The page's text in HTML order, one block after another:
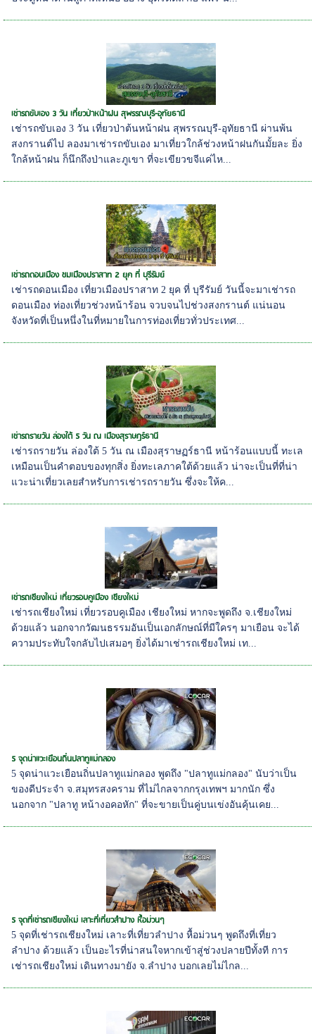
เช่ารถขับเอง 3 วัน เที่ยวป่าหน้าฝน สุพรรณบุรี-อุทัยธานี
เช่ารถขับเอง 3 วัน เที่ยวป่าต้นหน้าฝน สุพรรณบุรี-อุทัยธานี ผ่านพ้น
สงกรานต์ไป ลองมาเช่ารถขับเอง มาเที่ยวใกล้ช่วงหน้าฝนกันมั้ยละ ยิ่ง
ใกล้หน้าฝน ก็นึกถึงป่าและภูเขา ที่จะเขียวขจีแค่ไห...
เช่ารถดอนเมือง ชมเมืองปราสาท 2 ยุค ที่ บุรีรัมย์
เช่ารถดอนเมือง เที่ยวเมืองปราสาท 2 ยุค ที่ บุรีรัมย์ วันนี้จะมาเช่ารถ
ดอนเมือง ท่องเที่ยวช่วงหน้าร้อน จวบจนไปช่วงสงกรานต์ แน่นอน
จังหวัดที่เป็นหนึ่งในที่หมายในการท่องเที่ยวทั่วประเทศ...
เช่ารถรายวัน ล่องใต้ 5 วัน ณ เมืองสุราษฏร์ธานี
เช่ารถรายวัน ล่องใต้ 5 วัน ณ เมืองสุราษฏร์ธานี หน้าร้อนแบบนี้ ทะเล
เหมือนเป็นคำตอบของทุกสิ่ง ยิ่งทะเลภาคใต้ด้วยแล้ว น่าจะเป็นที่ที่น่า
แวะน่าเที่ยวเลยสำหรับการเช่ารถรายวัน ซึ่งจะให้ค...
เช่ารถเชียงใหม่ เที่ยวรอบคูเมือง เชียงใหม่
เช่ารถเชียงใหม่ เที่ยวรอบคูเมือง เชียงใหม่ หากจะพูดถึง จ.เชียงใหม่
ด้วยแล้ว นอกจากวัฒนธรรมอันเป็นเอกลักษณ์ที่มีใครๆ มาเยือน จะได้
ความประทับใจกลับไปเสมอๆ ยิ่งได้มาเช่ารถเชียงใหม่ เท...
5 จุดน่าแวะเยือนถิ่นปลาทูแม่กลอง
5 จุดน่าแวะเยือนถิ่นปลาทูแม่กลอง พูดถึง "ปลาทูแม่กลอง" นับว่าเป็น
ของดีประจำ จ.สมุทรสงคราม ที่ไม่ไกลจากกรุงเทพฯ มากนัก ซึ่ง
นอกจาก "ปลาทู หน้างอคอหัก" ที่จะขายเป็นคู่บนเข่งอันคุ้นเคย...
5 จุดที่เช่ารถเชียงใหม่ เลาะที่เที่ยวลำปาง หื้อม่วนๆ
5 จุดที่เช่ารถเชียงใหม่ เลาะที่เที่ยวลำปาง หื้อม่วนๆ พูดถึงที่เที่ยว
ลำปาง ด้วยแล้ว เป็นอะไรที่น่าสนใจหากเข้าสู่ช่วงปลายปีทั้งที การ
เช่ารถเชียงใหม่ เดินทางมายัง จ.ลำปาง บอกเลยไม่ไกล...